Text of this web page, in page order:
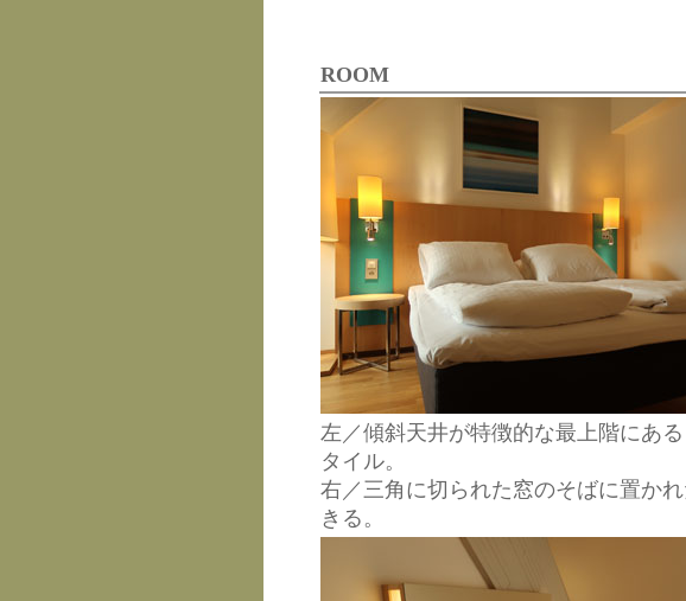
ROOM
左／傾斜天井が特徴的な最上階にあ
タイル。
右／三角に切られた窓のそばに置か
きる。